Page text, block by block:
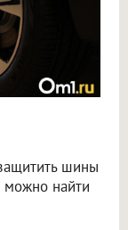
шины
можно найти